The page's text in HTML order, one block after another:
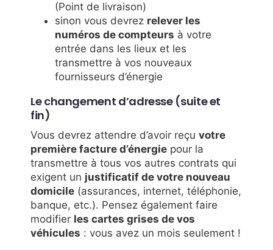
(Point de livraison)
sinon vous devrez relever les
numéros de compteurs à votre
entrée dans les lieux et les
transmettre à vos nouveaux
fournisseurs d’énergie
Le changement d’adresse (suite et
fin)
Vous devrez attendre d’avoir reçu votre
première facture d’énergie pour la
transmettre à tous vos autres contrats qui
exigent un justificatif de votre nouveau
domicile (assurances, internet, téléphonie,
banque, etc.). Pensez également faire
modifier les cartes grises de vos
véhicules : vous avez un mois seulement !